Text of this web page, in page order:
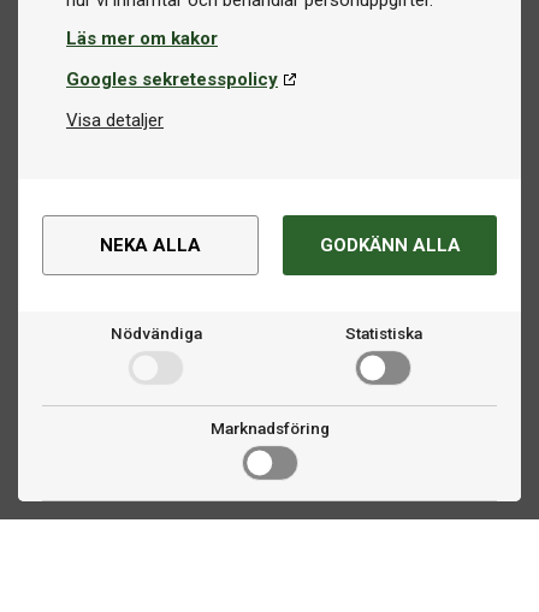
Läs mer om kakor
Googles sekretesspolicy
Visa detaljer
NEKA ALLA GODKÄNN ALLA
Nödvändiga Statistiska
Marknadsföring